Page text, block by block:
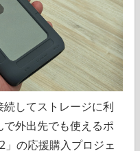
してストレージに利
外出先でも使えるポ
の応援購入プロジェ